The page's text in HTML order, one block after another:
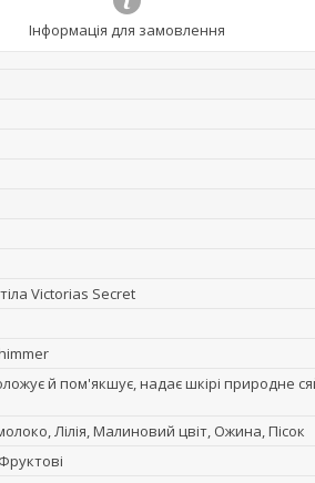
Інформація для замовлення
Victorias Secret
й пом'якшує, надає шкірі природне
Лілія, Малиновий цвіт, Ожина, Пісок